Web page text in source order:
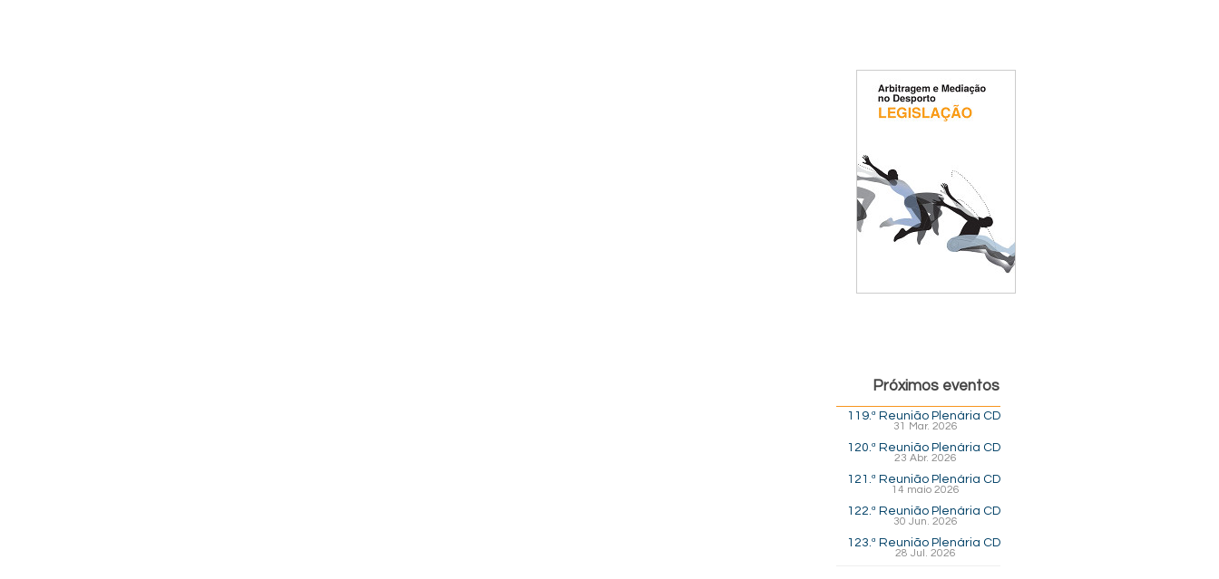
Próximos eventos
119.ª Reunião Plenária CD
31 Mar. 2026
120.ª Reunião Plenária CD
23 Abr. 2026
121.ª Reunião Plenária CD
14 maio 2026
122.ª Reunião Plenária CD
30 Jun. 2026
123.ª Reunião Plenária CD
28 Jul. 2026